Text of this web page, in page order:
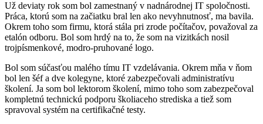
Už deviaty rok som bol zamestnaný v nadnárodnej IT spoločnosti.
Práca, ktorú som na začiatku bral len ako nevyhnutnosť, ma bavila.
Okrem toho som firmu, ktorá stála pri zrode počítačov, považoval za
etalón odboru. Bol som hrdý na to, že som na vizitkách nosil
trojpísmenkové, modro-pruhované logo.
Bol som súčasťou malého tímu IT vzdelávania. Okrem mňa v ňom
bol len šéf a dve kolegyne, ktoré zabezpečovali administratívu
školení. Ja som bol lektorom školení, mimo toho som zabezpečoval
kompletnú technickú podporu školiaceho strediska a tiež som
spravoval systém na certifikačné testy.